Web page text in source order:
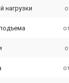
нагрузки